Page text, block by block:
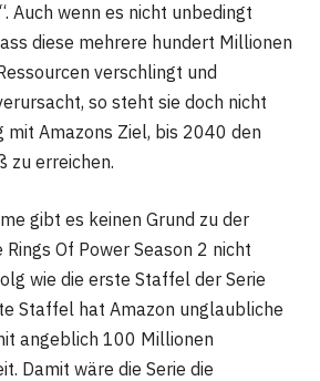
Auch wenn es nicht unbedingt
diese mehrere hundert Millionen
verschlingt und
so steht sie doch nicht
mit Amazons Ziel, bis 2040 den
zu erreichen.
gibt es keinen Grund zu der
Rings Of Power Season 2 nicht
wie die erste Staffel der Serie
Staffel hat Amazon unglaubliche
angeblich 100 Millionen
Damit wäre die Serie die